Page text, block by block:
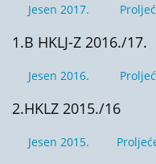
Jesen 2017.
1.B HKLJ-Z 2016./17.
Jesen 2016.
2.HKLZ 2015./16
Jesen 2015.